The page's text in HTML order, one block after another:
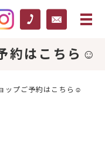
約はこちら☺
ップご予約はこちら☺